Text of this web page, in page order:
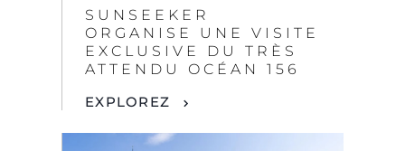
SUNSEEKER
ORGANISE UNE VISITE
EXCLUSIVE DU TRÈS
ATTENDU OCÉAN 156
EXPLOREZ